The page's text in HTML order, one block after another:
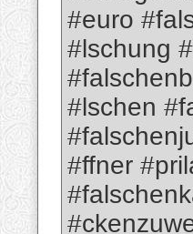
#euro
#lschung
#lschen
#ffner